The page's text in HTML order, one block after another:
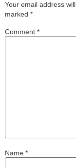
Your email address
marked *
Comment *
Name *